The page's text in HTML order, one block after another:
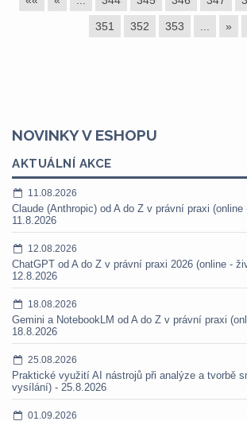
351 352 353 »
NOVINKY V ESHOPU
AKTUÁLNÍ AKCE
11.08.2026
Claude (Anthropic) od A do Z v právní praxi
11.8.2026
12.08.2026
ChatGPT od A do Z v právní praxi 2026 (online -
12.8.2026
18.08.2026
Gemini a NotebookLM od A do Z v právní praxi
18.8.2026
25.08.2026
Praktické využití AI nástrojů při analýze a tvorbě
vysílání) - 25.8.2026
01.09.2026